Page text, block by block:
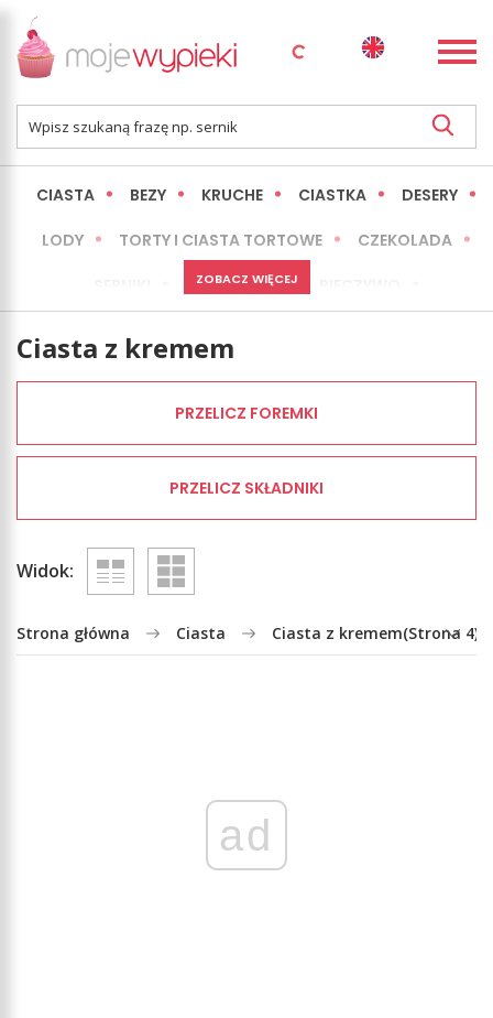
CIASTA BEZY KRUCHE CIASTKA DESERY
LODY TORTY I CIASTA TORTOWE CZEKOLADA
MINI WYPIEKI
ZOBACZ WIĘCEJ
Ciasta z kremem
PRZELICZ FOREMKI
PRZELICZ SKŁADNIKI
Widok:
Strona główna Ciasta Ciasta z kremem(Strona 4)
ad